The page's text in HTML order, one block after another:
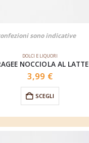
sono indicative
DOLCI E LIQUORI
NOCCIOLA AL LATTE
3,99 €
SCEGLI